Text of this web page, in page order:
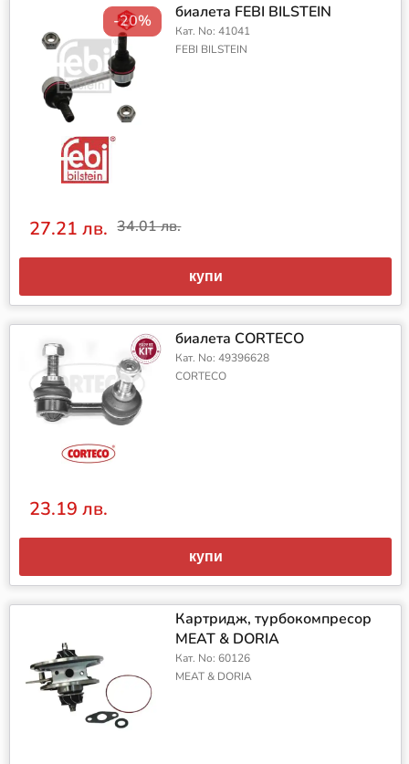
-20% биалета FEBI BILSTEIN
Кат. No: 41041
FEBI BILSTEIN
27.21 лв. 34.01 лв.
купи
биалета CORTECO
Кат. No: 49396628
CORTECO
23.19 лв.
купи
Картридж, турбокомпресор
MEAT & DORIA
Кат. No: 60126
MEAT & DORIA